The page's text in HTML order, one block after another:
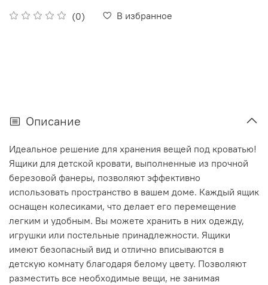
(0) В избранное
Описание
Идеальное решение для хранения вещей под кроватью!
Ящики для детской кровати, выполненные из прочной
березовой фанеры, позволяют эффективно
использовать пространство в вашем доме. Каждый ящик
оснащен колесиками, что делает его перемещение
легким и удобным. Вы можете хранить в них одежду,
игрушки или постельные принадлежности. Ящики
имеют безопасный вид и отлично вписываются в
детскую комнату благодаря белому цвету. Позволяют
разместить все необходимые вещи, не занимая